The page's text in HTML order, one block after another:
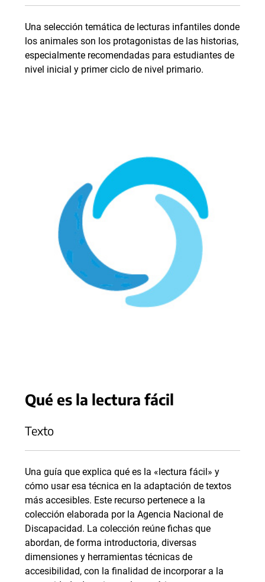
Una selección temática de lecturas infantiles donde
los animales son los protagonistas de las historias,
especialmente recomendadas para estudiantes de
nivel inicial y primer ciclo de nivel primario.
Qué es la lectura fácil
Texto
Una guía que explica qué es la «lectura fácil» y
cómo usar esa técnica en la adaptación de textos
más accesibles. Este recurso pertenece a la
colección elaborada por la Agencia Nacional de
Discapacidad. La colección reúne fichas que
abordan, de forma introductoria, diversas
dimensiones y herramientas técnicas de
accesibilidad, con la finalidad de incorporar a la